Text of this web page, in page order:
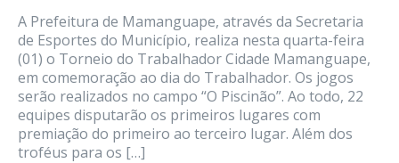
A Prefeitura de Mamanguape, através da Secretaria
de Esportes do Município, realiza nesta quarta-feira
(01) o Torneio do Trabalhador Cidade Mamanguape,
em comemoração ao dia do Trabalhador. Os jogos
serão realizados no campo “O Piscinão”. Ao todo, 22
equipes disputarão os primeiros lugares com
premiação do primeiro ao terceiro lugar. Além dos
troféus para os […]